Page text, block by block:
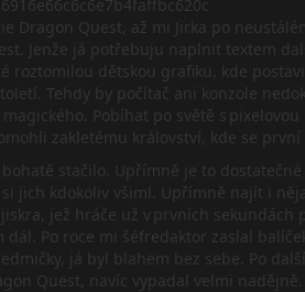
Dragon Quest, až mi Jirka po
Jenže já potřebuju naplnit textem
roztomilou dětskou grafiku, kde
Tehdy by počítač ani konzole
Pobíhat po světě s
zakletému království, kde se
stačilo. Upřímně je to
jich kdokoliv všiml. Upřímně najít i
jež hráče už v prvních
Po roce mi šéfredaktor zaslal
já byl blahem bez sebe. Po
Quest, navíc vypadal velmi